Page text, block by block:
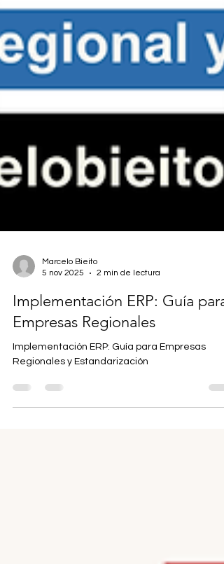
5 nov 2025
2 min de lectura
Implementación ERP: Guía para
Empresas Regionales
Regionales y Estandarización